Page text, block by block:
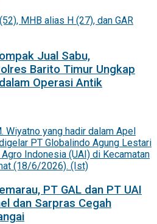
Jual Sabu,
Barito Timur Ungkap
Operasi Antik
PT GAL dan PT UAI
dan Sarpras Cegah